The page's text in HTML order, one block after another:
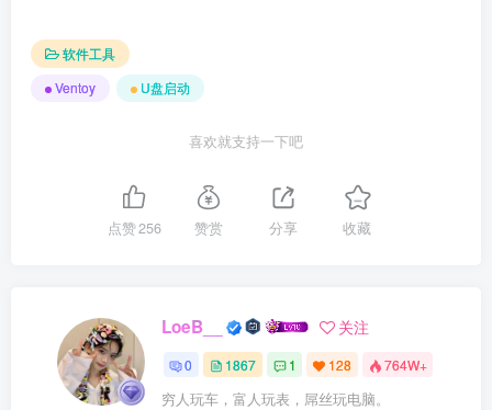
软件工具
Ventoy
U盘启动
喜欢就支持一下吧
点赞256 赞赏 分享 收藏
LoeB__ 关注
0 1867 1 128 764W+
穷人玩车，富人玩表，屌丝玩电脑。